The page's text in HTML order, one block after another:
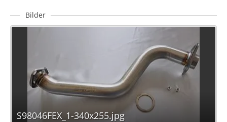
Bilder
S98046FEX_1-340x255.jpg